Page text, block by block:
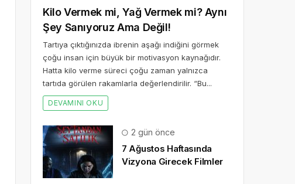
Kilo Vermek mi, Yağ Vermek mi? Aynı
Şey Sanıyoruz Ama Değil!
Tartıya çıktığınızda ibrenin aşağı indiğini görmek
çoğu insan için büyük bir motivasyon kaynağıdır.
Hatta kilo verme süreci çoğu zaman yalnızca
tartıda görülen rakamlarla değerlendirilir. “Bu...
DEVAMINI OKU
2 gün önce
7 Ağustos Haftasında
Vizyona Girecek Filmler